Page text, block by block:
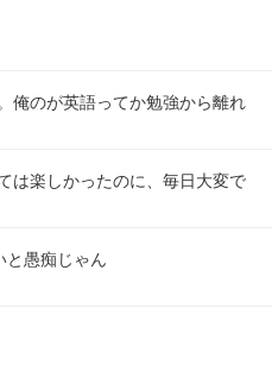
俺のが英語ってか勉強から離れ
は楽しかったのに、毎日大変で
と愚痴じゃん